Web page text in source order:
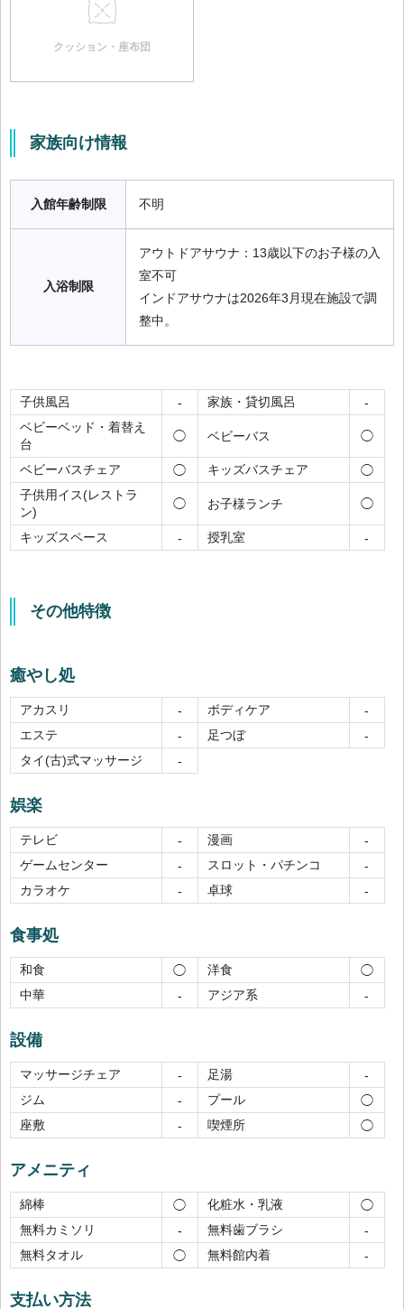
クッション・座布団
家族向け情報
入館年齢制限 不明
入浴制限
アウトドアサウナ：13歳以下のお子様の入
室不可
インドアサウナは2026年3月現在施設で調
整中。
子供風呂 - 家族・貸切風呂
-
ベビーベッド・着替え
台
◯ ベビーバス ◯
ベビーバスチェア ◯ キッズバスチェア
◯
子供用イス(レストラ
ン)
◯ お子様ランチ ◯
キッズスペース - 授乳室 -
その他特徴
癒やし処
アカスリ - ボディケア
-
エステ
- 足つぼ
-
タイ(古)式マッサージ
-
娯楽
テレビ - 漫画
-
ゲームセンター
- スロット・パチンコ
-
カラオケ
- 卓球 -
食事処
和食 ◯ 洋食
◯
中華
- アジア系 -
設備
マッサージチェア - 足湯
-
ジム
- プール
◯
座敷
- 喫煙所 ◯
アメニティ
綿棒 ◯ 化粧水・乳液
◯
無料カミソリ
- 無料歯ブラシ
-
無料タオル
◯ 無料館内着 -
支払い方法